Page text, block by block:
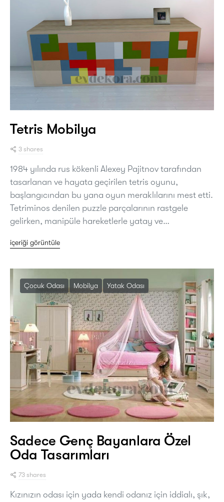
Tetris Mobilya
3 shares
1984 yılında rus kökenli Alexey Pajitnov tarafından
tasarlanan ve hayata geçirilen tetris oyunu,
başlangıcından bu yana oyun meraklılarını mest etti.
Tetriminos denilen puzzle parçalarının rastgele
gelirken, manipüle hareketlerle yatay ve…
içeriği görüntüle
Çocuk Odası Mobilya Yatak Odası
Sadece Genç Bayanlara Özel
Oda Tasarımları
73 shares
Kızınızın odası için yada kendi odanız için iddialı, şık,